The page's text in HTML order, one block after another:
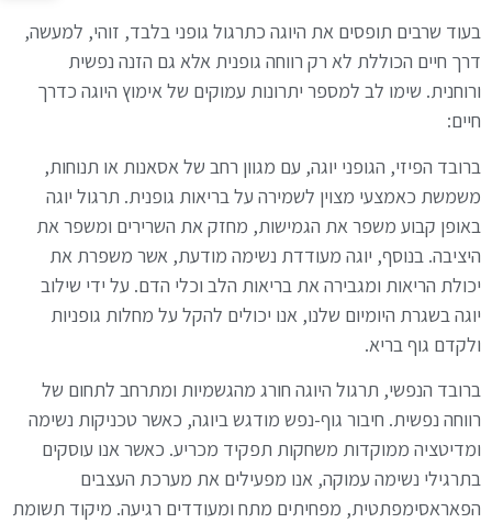
בעוד שרבים תופסים את היוגה כתרגול גופני בלבד, זוהי, למעשה,
דרך חיים הכוללת לא רק רווחה גופנית אלא גם הזנה נפשית
ורוחנית. שימו לב למספר יתרונות עמוקים של אימוץ היוגה כדרך
חיים:
ברובד הפיזי, הגופני יוגה, עם מגוון רחב של אסאנות או תנוחות,
משמשת כאמצעי מצוין לשמירה על בריאות גופנית. תרגול יוגה
באופן קבוע משפר את הגמישות, מחזק את השרירים ומשפר את
היציבה. בנוסף, יוגה מעודדת נשימה מודעת, אשר משפרת את
יכולת הריאות ומגבירה את בריאות הלב וכלי הדם. על ידי שילוב
יוגה בשגרת היומיום שלנו, אנו יכולים להקל על מחלות גופניות
ולקדם גוף בריא.
ברובד הנפשי, תרגול היוגה חורג מהגשמיות ומתרחב לתחום של
רווחה נפשית. חיבור גוף-נפש מודגש ביוגה, כאשר טכניקות נשימה
ומדיטציה ממוקדות משחקות תפקיד מכריע. כאשר אנו עוסקים
בתרגילי נשימה עמוקה, אנו מפעילים את מערכת העצבים
הפאראסימפתטית, מפחיתים מתח ומעודדים רגיעה. מיקוד תשומת